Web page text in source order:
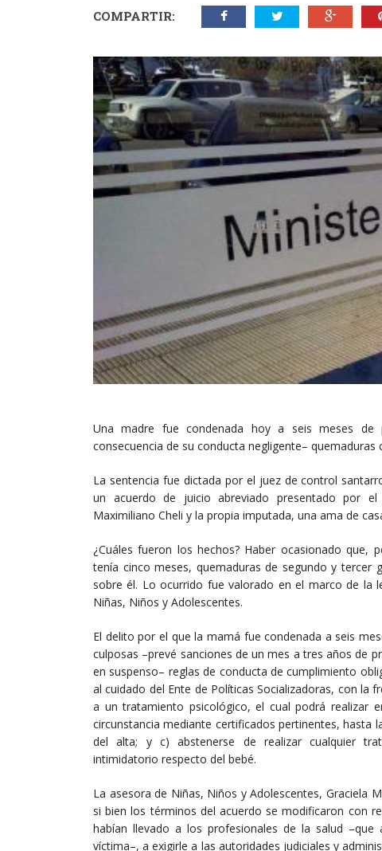
COMPARTIR:
Una madre fue condenada hoy a seis meses de
consecuencia de su conducta negligente–
La sentencia fue dictada por el juez de control
un acuerdo de juicio abreviado presentado por
Maximiliano Cheli y la propia imputada, una ama de
¿Cuáles fueron los hechos? Haber ocasionado que,
tenía cinco meses, quemaduras de segundo y tercer
sobre él. Lo ocurrido fue valorado en el marco de la
Niñas, Niños y Adolescentes.
El delito por el que la mamá fue condenada a seis
culposas –prevé sanciones de un mes a tres años de
en suspenso– reglas de conducta de cumplimiento
al cuidado del Ente de Políticas Socializadoras, con la
a un tratamiento psicológico, el cual podrá realizar
circunstancia mediante certificados pertinentes, hasta
del alta; y c) abstenerse de realizar cualquier
intimidatorio respecto del bebé.
La asesora de Niñas, Niños y Adolescentes, Graciela
si bien los términos del acuerdo se modificaron con
habían llevado a los profesionales de la salud
víctima–, a exigirle a las autoridades judiciales y